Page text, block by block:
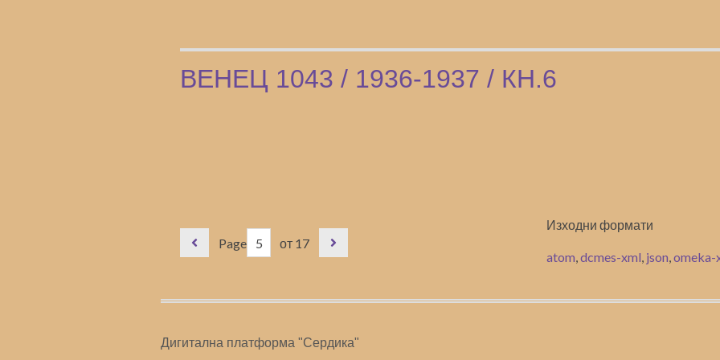
ВЕНЕЦ 1043 / 1936-1937 / КН.6
Page от 17
Изходни формати
atom,dcmes-xml, json,omeka-
Дигитална платформа "Сердика"